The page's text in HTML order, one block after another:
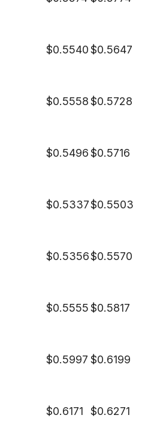
$0.5540$0.5647
$0.5558$0.5728
$0.5496$0.5716
$0.5337$0.5503
$0.5356$0.5570
$0.5555$0.5817
$0.5997 $0.6199
$0.6171 $0.6271